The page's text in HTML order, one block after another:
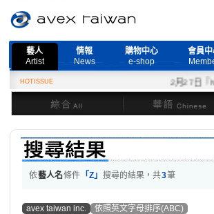
藝人
Artist
情報
News
購物中心
e-shop
會員中
HOTISSUE
2月27日『
綜合
華語
依藝人名條件 「Z」 搜尋的結果，共3筆
avex taiwan inc. 依照英文字母排序(ABC)